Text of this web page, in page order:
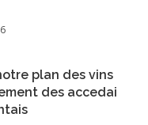
plan des vins
des accedai